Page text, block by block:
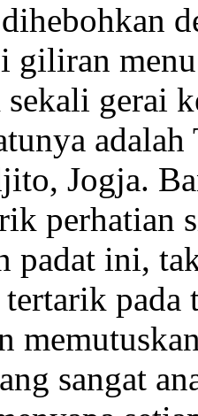
gerai
Jogja.
perhatian
padat ini,
sangat